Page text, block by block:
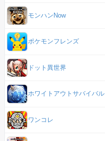
モンハンNow
ポケモンフレンズ
ドット異世界
ホワイトアウトサバイバル
ワンコレ